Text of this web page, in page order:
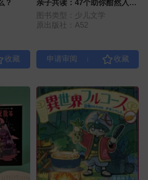
？
亲子共读：47个助你酣然入梦
的绝佳故事
图书类型：少儿文学
原出版社：A52